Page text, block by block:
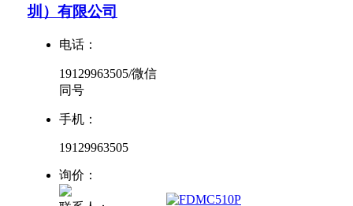
圳）有限公司
电话：
19129963505/微信
同号
手机：
19129963505
询价：